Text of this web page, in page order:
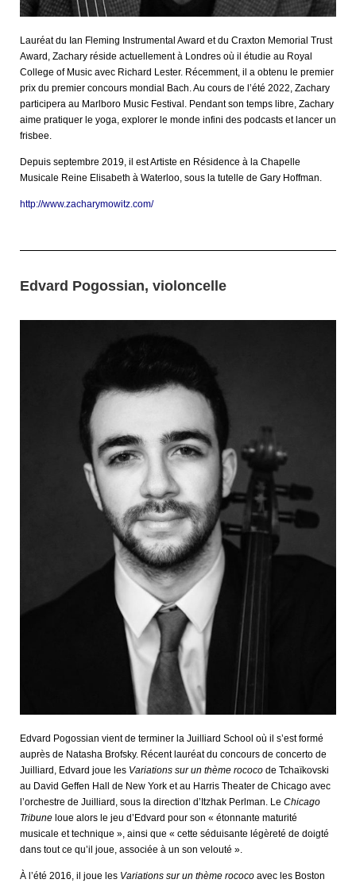
Lauréat du Ian Fleming Instrumental Award et du Craxton Memorial Trust
Award, Zachary réside actuellement à Londres où il étudie au Royal
College of Music avec Richard Lester. Récemment, il a obtenu le premier
prix du premier concours mondial Bach . Au cours de l’été 2022, Zachary
participera au Marlboro Music Festival. Pendant son temps libre, Zachary
aime pratiquer le yoga, explorer le monde infini des podcasts et lancer un
frisbee.
Depuis septembre 2019, il est Artiste en Résidence à la Chapelle
Musicale Reine Elisabeth à Waterloo, sous la tutelle de Gary Hoffman.
http://www.zacharymowitz.com/
Edvard Pogossian, violoncelle
Edvard Pogossian vient de terminer la Juilliard School où il s’est formé
auprès de Natasha Brofsky. Récent lauréat du concours de concerto de
Juilliard, Edvard joue les Variations sur un thème rococo de Tchaïkovski
au David Geffen Hall de New York et au Harris Theater de Chicago avec
l’orchestre de Juilliard, sous la direction d’Itzhak Perlman. Le Chicago
Tribune loue alors le jeu d’Edvard pour son « étonnante maturité
musicale et technique », ainsi que « cette séduisante légèreté de doigté
dans tout ce qu’il joue, associée à un son velouté ».
À l’été 2016, il joue les Variations sur un thème rococo avec les Boston